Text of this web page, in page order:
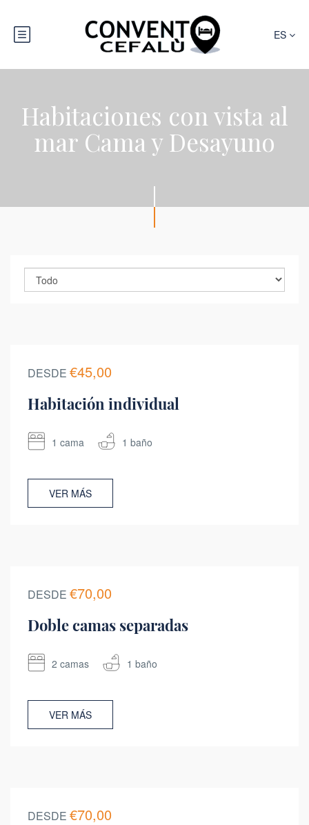
ES
Habitaciones con vista al
mar Cama y Desayuno
DESDE €45,00
Habitación individual
1 cama 1 baño
VER MÁS
DESDE €70,00
Doble camas separadas
2 camas 1 baño
VER MÁS
DESDE €70,00